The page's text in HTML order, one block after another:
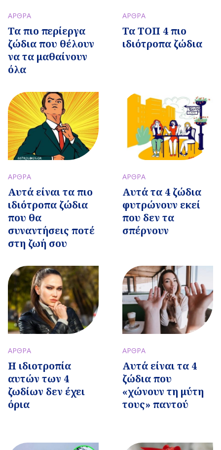
ΑΡΘΡΑ
Τα πιο περίεργα
ζώδια που θέλουν
να τα μαθαίνουν
όλα
ΑΡΘΡΑ
Τα ΤΟΠ 4 πιο
ιδιότροπα ζώδια
ΑΡΘΡΑ
Αυτά είναι τα πιο
ιδιότροπα ζώδια
που θα
συναντήσεις ποτέ
στη ζωή σου
ΑΡΘΡΑ
Αυτά τα 4 ζώδια
φυτρώνουν εκεί
που δεν τα
σπέρνουν
ΑΡΘΡΑ
Η ιδιοτροπία
αυτών των 4
ζωδίων δεν έχει
όρια
ΑΡΘΡΑ
Αυτά είναι τα 4
ζώδια που
«χώνουν τη μύτη
τους» παντού